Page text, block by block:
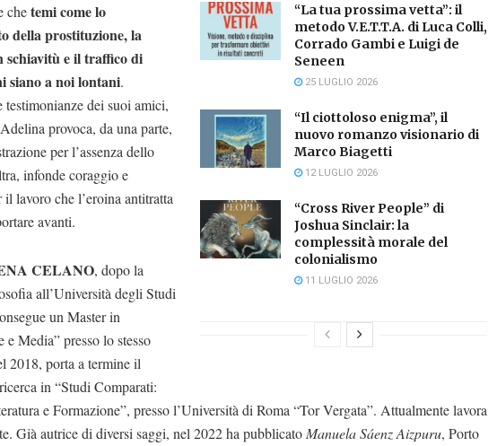
“La tua prossima vetta”: il
metodo V.E.T.T.A. di Luca Colli,
Corrado Gambi e Luigi de
Seneen
25 LUGLIO 2026
“Il ciottoloso enigma”, il
nuovo romanzo visionario di
Marco Biagetti
12 LUGLIO 2026
“Cross River People” di
Joshua Sinclair: la
complessità morale del
colonialismo
11 LUGLIO 2026
chetemi come lo
della prostituzione, la
schiavitù e il traffico di
siano a noi lontani.
testimonianze dei suoi amici,
provoca, da una parte,
per l’assenza dello
infonde coraggio e
il lavoro che l’eroina antitratta
avanti.
CELANO, dopo la
all’Università degli Studi
un Master in
e Media” presso lo stesso
2018, porta a termine il
in “Studi Comparati:
e Formazione”, presso l’Università di Roma “Tor Vergata”. Attualmente lavora
Già autrice di diversi saggi, nel 2022 ha pubblicatoManuela Sáenz Aizpuru, Porto